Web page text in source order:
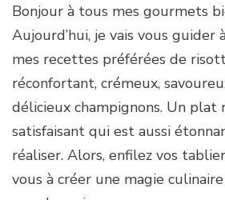
Bonjour à tous mes gourmets
Aujourd’hui, je vais vous guider
mes recettes préférées de
réconfortant, crémeux,
délicieux champignons. Un plat
satisfaisant qui est aussi
réaliser. Alors, enfilez vos
vous à créer une magie